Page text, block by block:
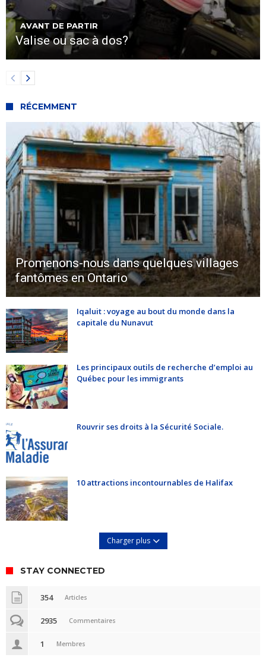
AVANT DE PARTIR
Valise ou sac à dos?
RÉCEMMENT
Promenons-nous dans quelques villages
fantômes en Ontario
Iqaluit : voyage au bout du monde dans la
capitale du Nunavut
Les principaux outils de recherche d’emploi au
Québec pour les immigrants
Rouvrir ses droits à la Sécurité Sociale.
10 attractions incontournables de Halifax
Charger plus
STAY CONNECTED
354 Articles
2935 Commentaires
1 Membres